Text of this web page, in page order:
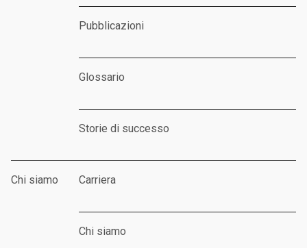
Pubblicazioni
Glossario
Storie di successo
Chi siamo Carriera
Chi siamo